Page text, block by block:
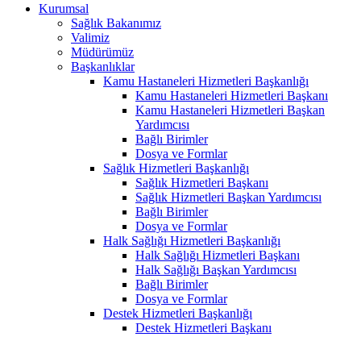
Kurumsal
Sağlık Bakanımız
Valimiz
Müdürümüz
Başkanlıklar
Kamu Hastaneleri Hizmetleri Başkanlığı
Kamu Hastaneleri Hizmetleri Başkanı
Kamu Hastaneleri Hizmetleri Başkan
Yardımcısı
Bağlı Birimler
Dosya ve Formlar
Sağlık Hizmetleri Başkanlığı
Sağlık Hizmetleri Başkanı
Sağlık Hizmetleri Başkan Yardımcısı
Bağlı Birimler
Dosya ve Formlar
Halk Sağlığı Hizmetleri Başkanlığı
Halk Sağlığı Hizmetleri Başkanı
Halk Sağlığı Başkan Yardımcısı
Bağlı Birimler
Dosya ve Formlar
Destek Hizmetleri Başkanlığı
Destek Hizmetleri Başkanı